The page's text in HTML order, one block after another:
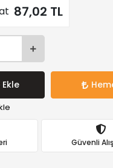
87,02 TL
Güvenli